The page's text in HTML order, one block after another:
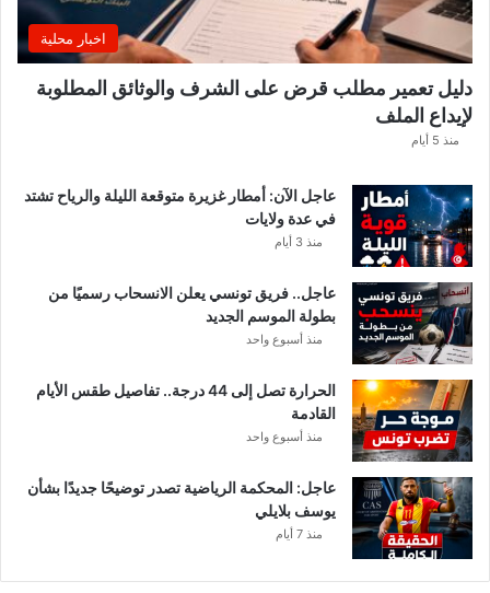
اخبار محلية
دليل تعمير مطلب قرض على الشرف والوثائق المطلوبة
لإيداع الملف
منذ 5 أيام
عاجل الآن: أمطار غزيرة متوقعة الليلة والرياح تشتد
في عدة ولايات
منذ 3 أيام
عاجل.. فريق تونسي يعلن الانسحاب رسميًا من
بطولة الموسم الجديد
منذ أسبوع واحد
الحرارة تصل إلى 44 درجة.. تفاصيل طقس الأيام
القادمة
منذ أسبوع واحد
عاجل: المحكمة الرياضية تصدر توضيحًا جديدًا بشأن
يوسف بلايلي
منذ 7 أيام